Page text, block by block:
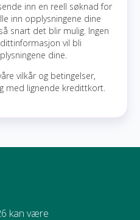
inn en reell søknad for
inn opplysningene dine
snart det blir mulig. Ingen
vil bli
dine.
vilkår og betingelser,
med lignende kredittkort.
kan være